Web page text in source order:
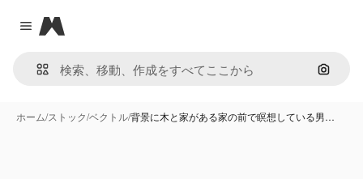
Close menu
Magnific
画像で
ホーム/ストック/ベクトル/背景に木と家がある家の前で瞑想している男…